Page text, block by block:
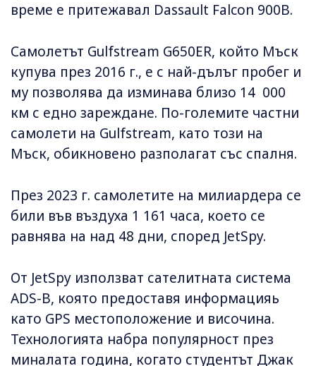
време е притежавал Dassault Falcon 900B.
Самолетът Gulfstream G650ER, който Мъск
купува през 2016 г., е с най-дълъг пробег и
му позволява да изминава близо 14 000
км с едно зареждане. По-големите частни
самолети на Gulfstream, като този на
Мъск, обикновено разполагат със спалня.
През 2023 г. самолетите на милиардера се
били във въздуха 1 161 часа, което се
равнява на над 48 дни, според JetSpy.
От JetSpy използват сателитната система
ADS-B, която предоставя информацияь
като GPS местоположение и височина.
Технологията набра популярност през
миналата година, когато студентът Джак